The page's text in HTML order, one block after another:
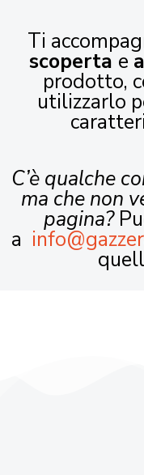
Ti
scoperta e
prodotto,
utilizzarlo
C’è qualche
ma che non
pagina?
a